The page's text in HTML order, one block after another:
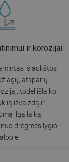
ir korozijai
iš aukštos
atsparių
todėl išlaiko
išvaizdą ir
ilgą laiką,
drėgmės lygio